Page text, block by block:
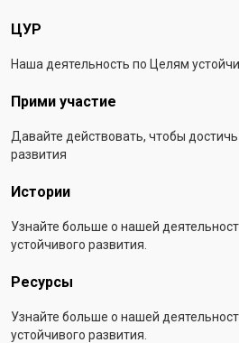
ЦУР
Наша деятельность по Целям
Прими участие
Давайте действовать, чтобы
развития
Истории
Узнайте больше о нашей
устойчивого развития.
Ресурсы
Узнайте больше о нашей
устойчивого развития.